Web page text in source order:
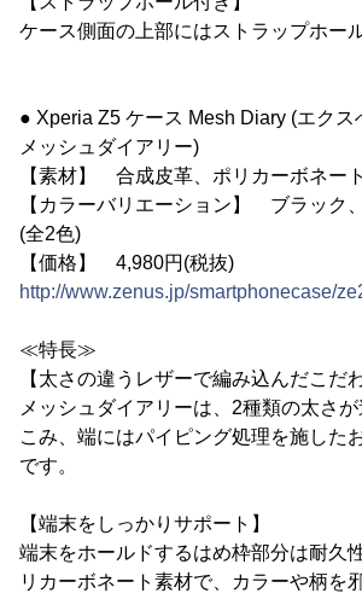
ケース側面の上部にはストラップホー
● Xperia Z5 ケース Mesh Diary (エクス
メッシュダイアリー)
【素材】 合成皮革、ポリカーボネート
【カラーバリエーション】 ブラック
(全2色)
【価格】 4,980円(税抜)
http://www.zenus.jp/smartphonecase/
≪特長≫
【太さの違うレザーで編み込んだこだ
メッシュダイアリーは、2種類の太さ
こみ、端にはパイピング処理を施した
です。
【端末をしっかりサポート】
端末をホールドするはめ枠部分は耐久
リカーボネート素材で、カラーや柄を